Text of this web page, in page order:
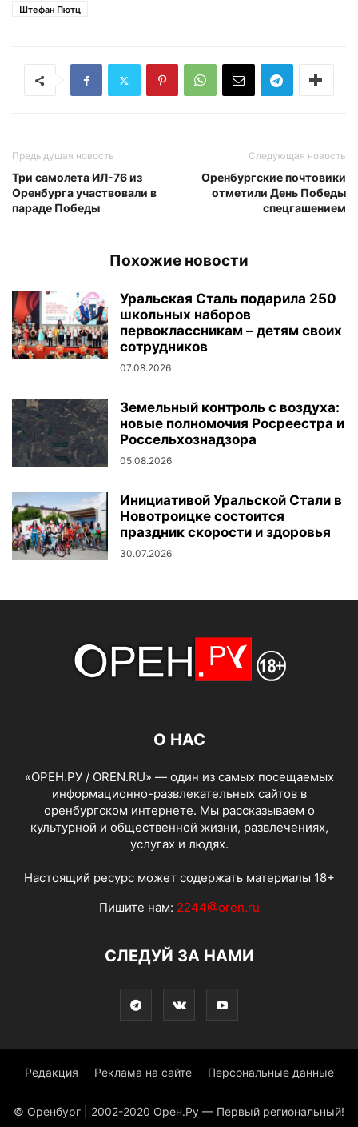
Штефан Пютц
Предыдущая новость
Три самолета ИЛ-76 из
Оренбурга участвовали в
параде Победы
Следующая новость
Оренбургские почтовики
отметили День Победы
спецгашением
Похожие новости
Уральская Сталь подарила 250
школьных наборов
первоклассникам – детям своих
сотрудников
07.08.2026
Земельный контроль с воздуха:
новые полномочия Росреестра и
Россельхознадзора
05.08.2026
Инициативой Уральской Стали в
Новотроицке состоится
праздник скорости и здоровья
30.07.2026
О НАС
«ОРЕН.РУ / OREN.RU» — один из самых посещаемых
информационно-развлекательных сайтов в
оренбургском интернете. Мы рассказываем о
культурной и общественной жизни, развлечениях,
услугах и людях.
Настоящий ресурс может содержать материалы 18+
Пишите нам: 2244@oren.ru
СЛЕДУЙ ЗА НАМИ
Редакция Реклама на сайте Персональные данные
© Оренбург | 2002-2020 Орен.Ру — Первый региональный!